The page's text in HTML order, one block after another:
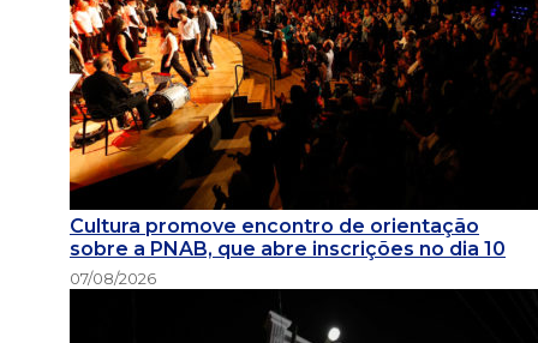
Cultura promove encontro de orientação
sobre a PNAB, que abre inscrições no dia 10
07/08/2026